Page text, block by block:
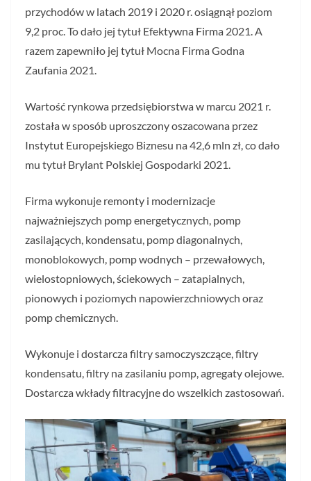
przychodów w latach 2019 i 2020 r. osiągnął poziom
9,2 proc. To dało jej tytuł Efektywna Firma 2021. A
razem zapewniło jej tytuł Mocna Firma Godna
Zaufania 2021.
Wartość rynkowa przedsiębiorstwa w marcu 2021 r.
została w sposób uproszczony oszacowana przez
Instytut Europejskiego Biznesu na 42,6 mln zł, co dało
mu tytuł Brylant Polskiej Gospodarki 2021.
Firma wykonuje remonty i modernizacje
najważniejszych pomp energetycznych, pomp
zasilających, kondensatu, pomp diagonalnych,
monoblokowych, pomp wodnych – przewałowych,
wielostopniowych, ściekowych – zatapialnych,
pionowych i poziomych napowierzchniowych oraz
pomp chemicznych.
Wykonuje i dostarcza filtry samoczyszczące, filtry
kondensatu, filtry na zasilaniu pomp, agregaty olejowe.
Dostarcza wkłady filtracyjne do wszelkich zastosowań.